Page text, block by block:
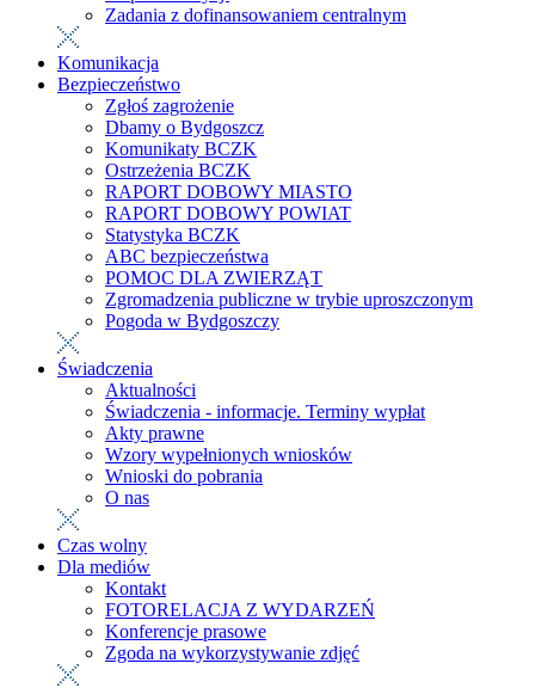
Zadania z dofinansowaniem centralnym
Komunikacja
Bezpieczeństwo
Zgłoś zagrożenie
Dbamy o Bydgoszcz
Komunikaty BCZK
Ostrzeżenia BCZK
RAPORT DOBOWY MIASTO
RAPORT DOBOWY POWIAT
Statystyka BCZK
ABC bezpieczeństwa
POMOC DLA ZWIERZĄT
Zgromadzenia publiczne w trybie uproszczonym
Pogoda w Bydgoszczy
Świadczenia
Aktualności
Świadczenia - informacje. Terminy wypłat
Akty prawne
Wzory wypełnionych wniosków
Wnioski do pobrania
O nas
Czas wolny
Dla mediów
Kontakt
FOTORELACJA Z WYDARZEŃ
Konferencje prasowe
Zgoda na wykorzystywanie zdjęć